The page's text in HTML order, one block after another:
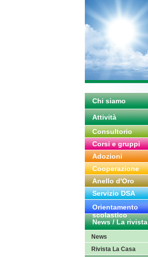
Chi siamo
Attività
Consultorio
Corsi e gruppi
Adozioni
Cooperazione
Anello d'Oro
Servizio DSA
Orientamento
scolastico
News / La rivista
News
Rivista La Casa